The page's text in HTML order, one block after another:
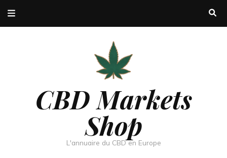
CBD Markets
Shop
L'annuaire du CBD en Europe